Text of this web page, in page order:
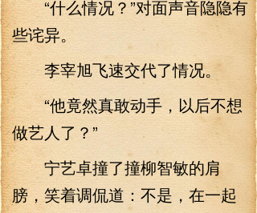
“什么情况？”对面声音隐隐有
些诧异。
李宰旭飞速交代了情况。
“他竟然真敢动手，以后不想
做艺人了？”
宁艺卓撞了撞柳智敏的肩
膀，笑着调侃道：不是，在一起